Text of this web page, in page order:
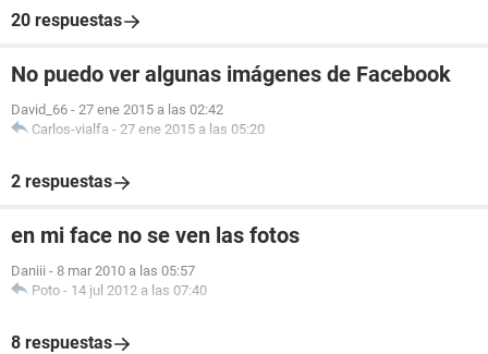
20 respuestas
No puedo ver algunas imágenes de Facebook
David_66 - 27 ene 2015 a las 02:42
Carlos-vialfa - 27 ene 2015 a las 05:20
2 respuestas
en mi face no se ven las fotos
Daniii - 8 mar 2010 a las 05:57
Poto - 14 jul 2012 a las 07:40
8 respuestas